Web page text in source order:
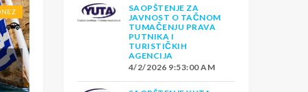
SAOPŠTENJE ZA
JAVNOST O TAČNOM
TUMAČENJU PRAVA
PUTNIKA I
TURISTIČKIH
AGENCIJA
4/2/2026 9:53:00 AM